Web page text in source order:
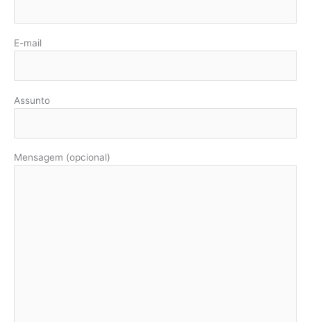
E-mail
Assunto
Mensagem (opcional)